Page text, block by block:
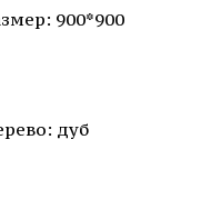
900*900
дуб